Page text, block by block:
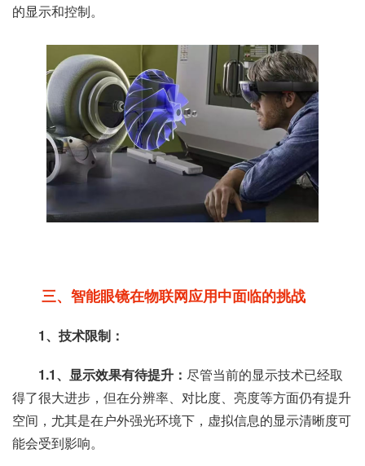
的显示和控制。
三、智能眼镜在物联网应用中面临的挑战
1、技术限制：
1.1、显示效果有待提升： 尽管当前的显示技术已经取
得了很大进步，但在分辨率、对比度、亮度等方面仍有提升
空间，尤其是在户外强光环境下，虚拟信息的显示清晰度可
能会受到影响。